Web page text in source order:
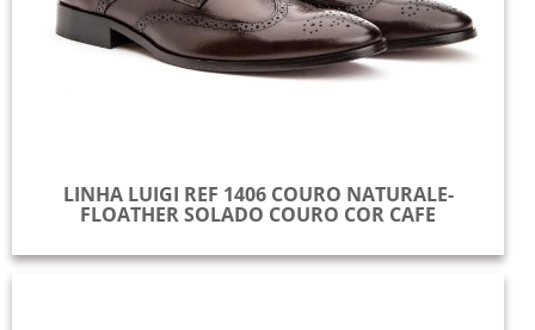
LINHA LUIGI REF 1406 COURO NATURALE-
FLOATHER SOLADO COURO COR CAFE